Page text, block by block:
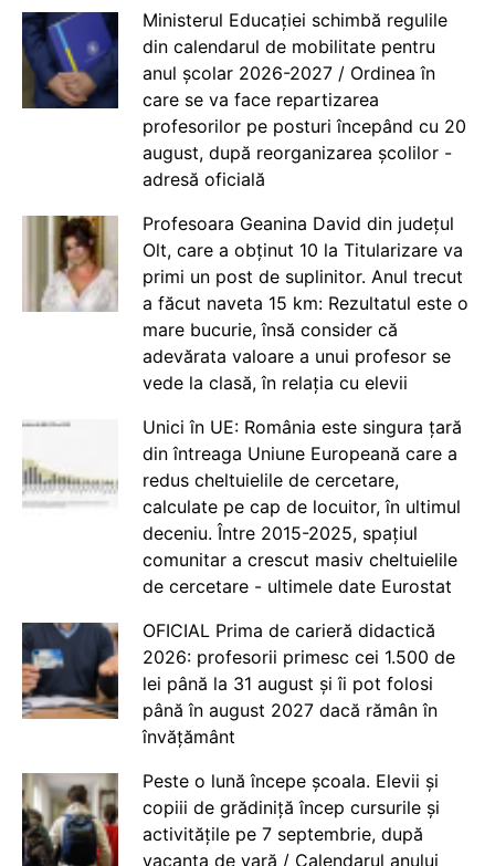
Ministerul Educației schimbă regulile
din calendarul de mobilitate pentru
anul școlar 2026-2027 / Ordinea în
care se va face repartizarea
profesorilor pe posturi începând cu 20
august, după reorganizarea școlilor -
adresă oficială
Profesoara Geanina David din județul
Olt, care a obținut 10 la Titularizare va
primi un post de suplinitor. Anul trecut
a făcut naveta 15 km: Rezultatul este o
mare bucurie, însă consider că
adevărata valoare a unui profesor se
vede la clasă, în relația cu elevii
Unici în UE: România este singura țară
din întreaga Uniune Europeană care a
redus cheltuielile de cercetare,
calculate pe cap de locuitor, în ultimul
deceniu. Între 2015-2025, spațiul
comunitar a crescut masiv cheltuielile
de cercetare - ultimele date Eurostat
OFICIAL Prima de carieră didactică
2026: profesorii primesc cei 1.500 de
lei până la 31 august și îi pot folosi
până în august 2027 dacă rămân în
învățământ
Peste o lună începe școala. Elevii și
copiii de grădiniță încep cursurile și
activitățile pe 7 septembrie, după
vacanța de vară / Calendarul anului